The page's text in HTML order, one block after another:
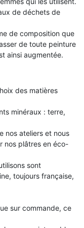
de déchets de
de composition que
de toute peinture
ainsi augmentée.
des matières
minéraux : terre,
nos ateliers et nous
nos plâtres en éco-
sont
toujours française,
sur commande, ce